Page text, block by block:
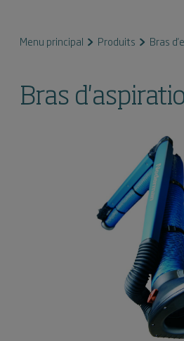
Menu principal Produits Bras
Bras